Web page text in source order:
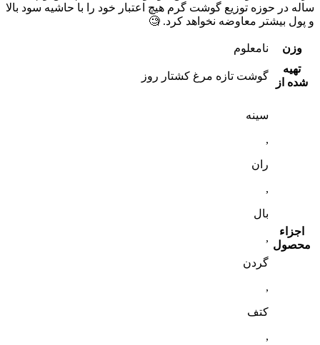
ساله در حوزه توزیع گوشت گرم هیچ اعتبار خود را با حاشیه سود بالا
و پول بیشتر معاوضه نخواهد کرد. 🧐
وزن
نامعلوم
تهیه
شده از
گوشت تازه مرغ کشتار روز
اجزاء
محصول
سینه
,
ران
,
بال
,
گردن
,
کتف
,